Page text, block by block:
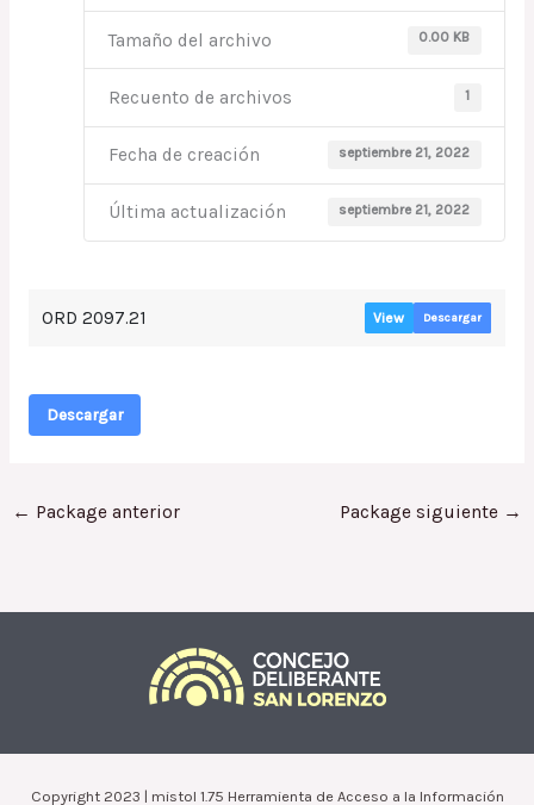
Tamaño del archivo 0.00 KB
Recuento de archivos 1
Fecha de creación septiembre 21, 2022
Última actualización septiembre 21, 2022
ORD 2097.21 View Descargar
Descargar
← Package anterior Package siguiente →
Copyright 2023 | mistol 1.75 Herramienta de Acceso a la Información